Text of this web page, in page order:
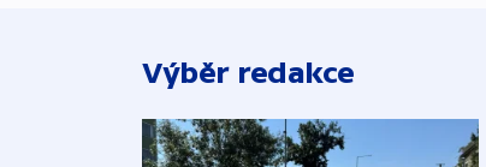
Výběr redakce